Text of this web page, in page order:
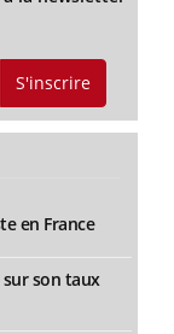
S'inscrire
en France
son taux